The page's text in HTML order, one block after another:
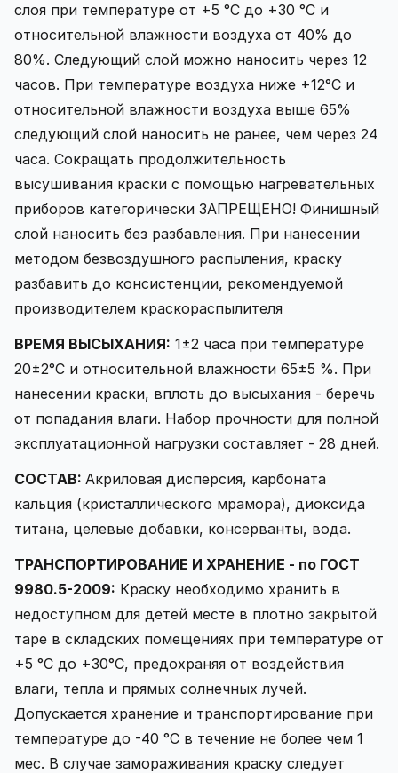
слоя при температуре от +5 °C до +30 °C и
относительной влажности воздуха от 40% до
80%. Следующий слой можно наносить через 12
часов. При температуре воздуха ниже +12°С и
относительной влажности воздуха выше 65%
следующий слой наносить не ранее, чем через 24
часа. Сокращать продолжительность
высушивания краски с помощью нагревательных
приборов категорически ЗАПРЕЩЕНО! Финишный
слой наносить без разбавления. При нанесении
методом безвоздушного распыления, краску
разбавить до консистенции, рекомендуемой
производителем краскораспылителя
ВРЕМЯ ВЫСЫХАНИЯ: 1±2 часа при температуре
20±2°C и относительной влажности 65±5 %. При
нанесении краски, вплоть до высыхания - беречь
от попадания влаги. Набор прочности для полной
эксплуатационной нагрузки составляет - 28 дней.
СОСТАВ: Акриловая дисперсия, карбоната
кальция (кристаллического мрамора), диоксида
титана, целевые добавки, консерванты, вода.
ТРАНСПОРТИРОВАНИЕ И ХРАНЕНИЕ - по ГОСТ
9980.5-2009: Краску необходимо хранить в
недоступном для детей месте в плотно закрытой
таре в складских помещениях при температуре от
+5 °С до +30°С, предохраняя от воздействия
влаги, тепла и прямых солнечных лучей.
Допускается хранение и транспортирование при
температуре до -40 °С в течение не более чем 1
мес. В случае замораживания краску следует